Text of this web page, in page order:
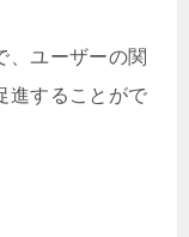
、ユーザーの関
進することがで